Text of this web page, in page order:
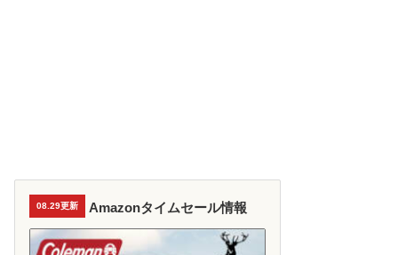
08.29更新 Amazonタイムセール情報